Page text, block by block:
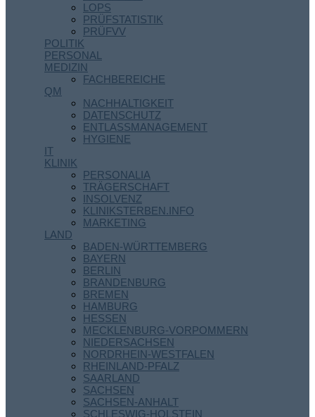
LOPS
PRÜFSTATISTIK
PRÜFVV
POLITIK
PERSONAL
MEDIZIN
FACHBEREICHE
QM
NACHHALTIGKEIT
DATENSCHUTZ
ENTLASSMANAGEMENT
HYGIENE
IT
KLINIK
PERSONALIA
TRÄGERSCHAFT
INSOLVENZ
KLINIKSTERBEN.INFO
MARKETING
LAND
BADEN-WÜRTTEMBERG
BAYERN
BERLIN
BRANDENBURG
BREMEN
HAMBURG
HESSEN
MECKLENBURG-VORPOMMERN
NIEDERSACHSEN
NORDRHEIN-WESTFALEN
RHEINLAND-PFALZ
SAARLAND
SACHSEN
SACHSEN-ANHALT
SCHLESWIG-HOLSTEIN